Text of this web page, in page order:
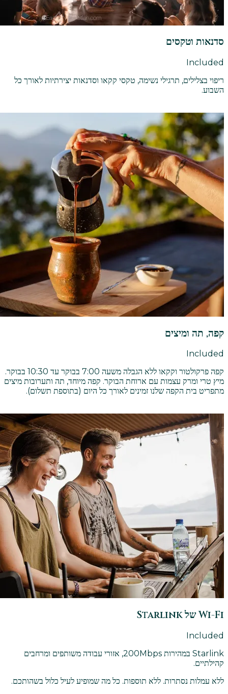
סדנאות וטקסים
Included
ריפוי בצלילים, תרגילי נשימה, טקסי קקאו וסדנאות יצירתיות לאורך כל
השבוע.
קפה, תה ומיצים
Included
קפה פרקולטור וקקאו ללא הגבלה משעה 7:00 בבוקר עד 10:30 בבוקר.
מיץ טרי ומרק עצמות עם ארוחת הבוקר. קפה מיוחד, תה ותערובות מיצים
מתפריט בית הקפה שלנו זמינים לאורך כל היום (בתוספת תשלום).
Wi-Fi של Starlink
Included
Starlink במהירות 200Mbps, אזורי עבודה משותפים ומרחבים
קהילתיים.
ללא עמלות נסתרות. ללא תוספות. כל מה שמופיע לעיל כלול בשהותכם.